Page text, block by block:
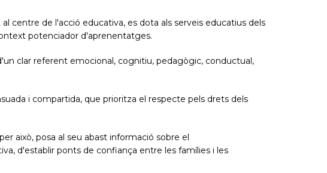
centre de l'acció educativa, es dota als serveis educatius dels
potenciador d'aprenentatges.
clar referent emocional, cognitiu, pedagògic, conductual,
i compartida, que prioritza el respecte pels drets dels
això, posa al seu abast informació sobre el
d'establir ponts de confiança entre les famílies i les